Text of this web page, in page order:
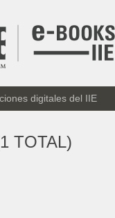
digitales del IIE
TOTAL)